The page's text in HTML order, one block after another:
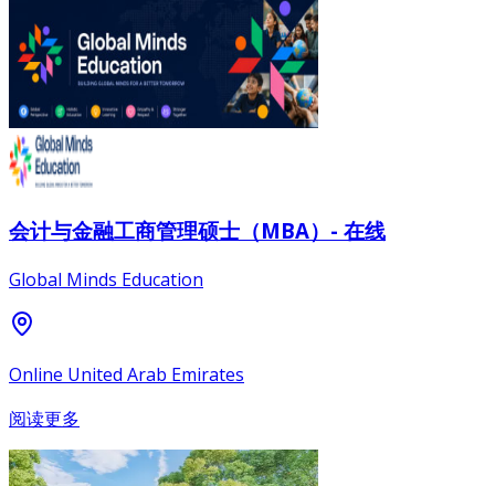
会计与金融工商管理硕士（MBA）- 在线
Global Minds Education
Online United Arab Emirates
阅读更多